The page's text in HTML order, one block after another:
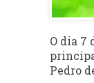
O dia 7
Pedro